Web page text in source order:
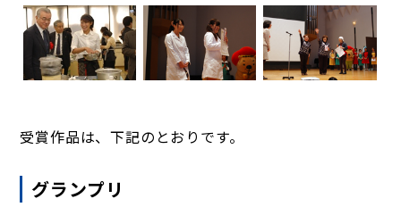
受賞作品は、下記のとおりです。
グランプリ